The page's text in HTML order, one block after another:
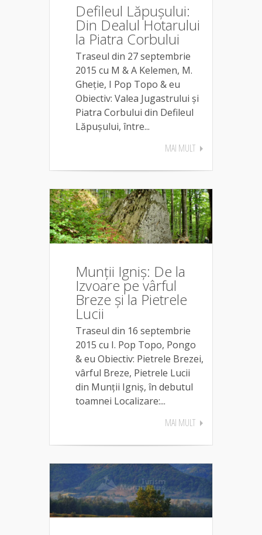
Defileul Lăpușului:
Din Dealul Hotarului
la Piatra Corbului
Traseul din 27 septembrie
2015 cu M & A Kelemen, M.
Gheție, I Pop Topo & eu
Obiectiv: Valea Jugastrului și
Piatra Corbului din Defileul
Lăpușului, între...
MAI MULT
Munții Igniș: De la
Izvoare pe vârful
Breze și la Pietrele
Lucii
Traseul din 16 septembrie
2015 cu I. Pop Topo, Pongo
& eu Obiectiv: Pietrele Brezei,
vârful Breze, Pietrele Lucii
din Munții Igniș, în debutul
toamnei Localizare:...
MAI MULT